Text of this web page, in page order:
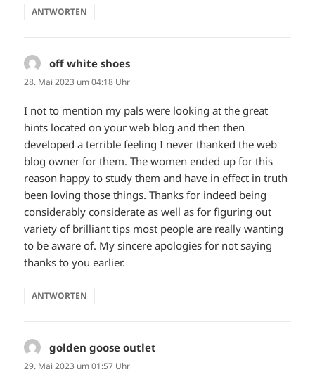
ANTWORTEN
off white shoes
28. Mai 2023 um 04:18 Uhr
I not to mention my pals were looking at the great
hints located on your web blog and then then
developed a terrible feeling I never thanked the web
blog owner for them. The women ended up for this
reason happy to study them and have in effect in truth
been loving those things. Thanks for indeed being
considerably considerate as well as for figuring out
variety of brilliant tips most people are really wanting
to be aware of. My sincere apologies for not saying
thanks to you earlier.
ANTWORTEN
golden goose outlet
29. Mai 2023 um 01:57 Uhr